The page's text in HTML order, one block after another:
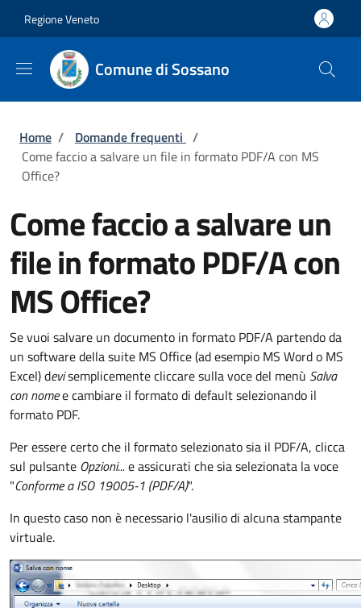
Regione Veneto
Comune di Sossano
Briciole di pane
Home / Domande frequenti /
Come faccio a salvare un file in formato PDF/A con MS
Office?
Come faccio a salvare un
file in formato PDF/A con
MS Office?
Se vuoi salvare un documento in formato PDF/A partendo da
un software della suite MS Office (ad esempio MS Word o MS
Excel) devisemplicemente cliccare sulla voce del menù Salva
con nomee cambiare il formato di default selezionando il
formato PDF.
Per essere certo che il formato selezionato sia il PDF/A, clicca
sul pulsante Opzioni...e assicurati che sia selezionata la voce
"Conforme a ISO 19005-1 (PDF/A)".
In questo caso non è necessario l'ausilio di alcuna stampante
virtuale.